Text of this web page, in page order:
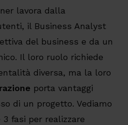
lavora dalla
il Business Analyst
del business e da un
Il loro ruolo richiede
diversa, ma la loro
porta vantaggi
di un progetto. Vediamo
fasi per realizzare